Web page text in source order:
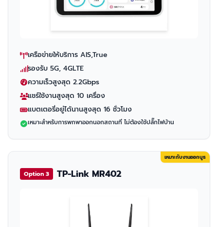
เครือข่ายให้บริการ AIS,True
รองรับ 5G, 4GLTE
ความเร็วสูงสุด 2.2Gbps
แชร์ใช้งานสูงสุด 10 เครื่อง
แบตเตอรี่อยู่ได้นานสูงสุด 16 ชั่วโมง
เหมาะสำหรับการพกพาออกนอกสถานที่ ไม่ต้องใช้ปลั๊กไฟบ้าน
เหมาะกับงานออกบูธ
Option 3 TP-Link MR402